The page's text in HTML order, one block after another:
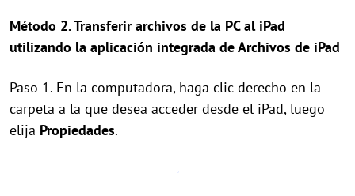
Método 2. Transferir archivos de la PC al iPad
utilizando la aplicación integrada de Archivos de iPad
Paso 1. En la computadora, haga clic derecho en la
carpeta a la que desea acceder desde el iPad, luego
elija Propiedades.